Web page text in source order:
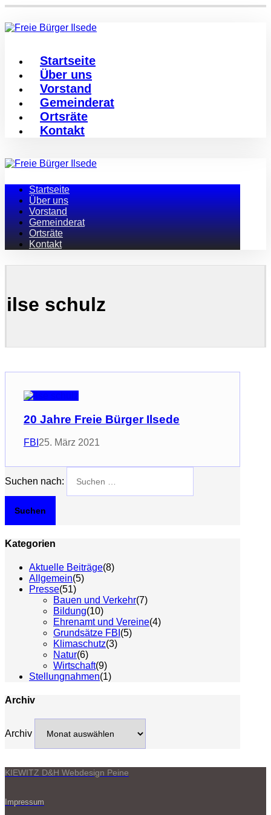
Startseite
Über uns
Vorstand
Gemeinderat
Ortsräte
Kontakt
Startseite
Über uns
Vorstand
Gemeinderat
Ortsräte
Kontakt
ilse schulz
20 Jahre Freie Bürger Ilsede
FBI 25. März 2021
Suchen nach:
Kategorien
Aktuelle Beiträge(8)
Allgemein(5)
Presse(51)
Bauen und Verkehr(7)
Bildung(10)
Ehrenamt und Vereine(4)
Grundsätze FBI (5)
Klimaschutz(3)
Natur(6)
Wirtschaft(9)
Stellungnahmen(1)
Archiv
Archiv
KIEWITZ D&H Webdesign Peine
Impressum